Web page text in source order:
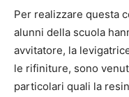
Per realizzare questa
alunni della scuola
avvitatore, la
le rifiniture, sono
particolari quali la